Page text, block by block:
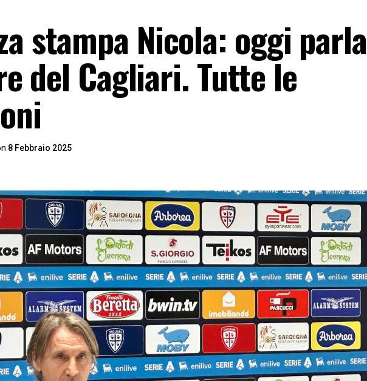
stampa Nicola: oggi parla
del Cagliari. Tutte le
8 Febbraio 2025